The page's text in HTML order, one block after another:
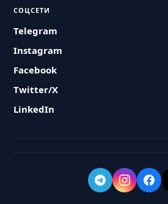
СОЦСЕТИ
Telegram
Instagram
Facebook
Twitter/X
LinkedIn